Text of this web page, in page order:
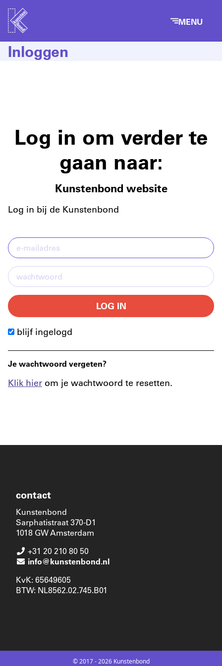
MENU
Inloggen
Log in om verder te
gaan naar:
Kunstenbond website
Log in bij de Kunstenbond
LOG IN
blijf ingelogd
Je wachtwoord vergeten?
Klik hier om je wachtwoord te resetten.
contact
Kunstenbond
Sarphatistraat 370-D1
1018 GW Amsterdam
+31 20 210 80 50
info@kunstenbond.nl
KvK: 65649605
BTW: NL8562.02.745.B01
© 2017 - 2026 Kunstenbond